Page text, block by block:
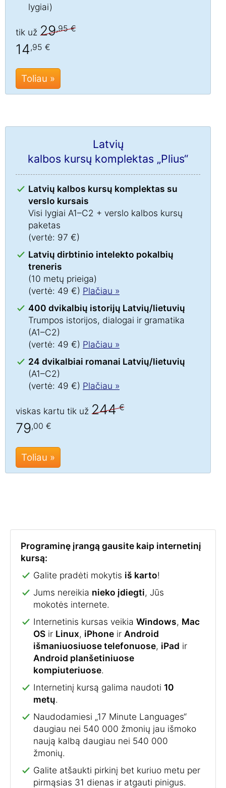
lygiai)
tik už 29,95 €
14 ,95 €
Toliau »
Latvių
kalbos kursų komplektas „Plius“
Latvių kalbos kursų komplektas su
verslo kursais
Visi lygiai A1–C2 + verslo kalbos kursų
paketas
(vertė: 97 €)
Latvių dirbtinio intelekto pokalbių
treneris
(10 metų prieiga)
(vertė: 49 €) Plačiau »
400 dvikalbių istorijų Latvių/lietuvių
Trumpos istorijos, dialogai ir gramatika
(A1–C2)
(vertė: 49 €) Plačiau »
24 dvikalbiai romanai Latvių/lietuvių
(A1–C2)
(vertė: 49 €) Plačiau »
viskas kartu tik už 244€
79,00 €
Toliau »
Programinę įrangą gausite kaip internetinį
kursą:
Galite pradėti mokytis iš karto!
Jums nereikia nieko įdiegti, Jūs
mokotės internete.
Internetinis kursas veikia Windows, Mac
OS ir Linux, iPhone ir Android
išmaniuosiuose telefonuose, iPad ir
Android planšetiniuose
kompiuteriuose.
Internetinį kursą galima naudoti 10
metų.
Naudodamiesi „17 Minute Languages“
daugiau nei 540 000 žmonių jau išmoko
naują kalbą daugiau nei 540 000
žmonių.
Galite atšaukti pirkinį bet kuriuo metu per
pirmąsias 31 dienas ir atgauti pinigus.